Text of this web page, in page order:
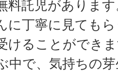
料託児がありま
に丁寧に見ても
けることができ
中で、気持ちの